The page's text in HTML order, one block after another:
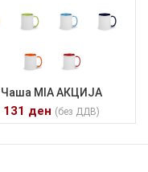
Чаша MIA АКЦИЈА
131 ден (без ДДВ)